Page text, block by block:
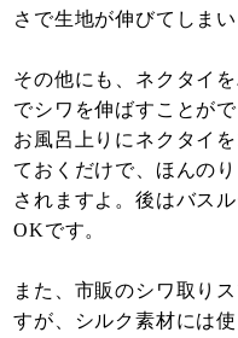
さで生地が伸びてしまい
その他にも、ネクタイ
でシワを伸ばすことがで
お風呂上りにネクタイ
ておくだけで、ほんの
されますよ。後はバス
OKです。
また、市販のシワ取り
すが、シルク素材には